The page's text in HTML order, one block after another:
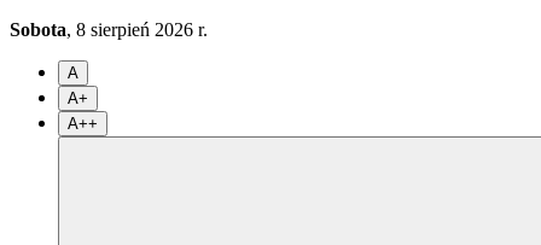
Sobota, 8 sierpień 2026 r.
A
A+
A++